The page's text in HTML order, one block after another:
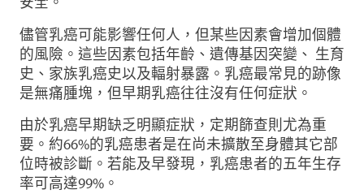
儘管乳癌可能影響任何人，但某些因素會增加個體
的風險。這些因素包括年齡、遺傳基因突變、 生育
史、家族乳癌史以及輻射暴露。乳癌最常見的跡像
是無痛腫塊，但早期乳癌往往沒有任何症狀。
由於乳癌早期缺乏明顯症狀，定期篩查則尤為重
要。約66%的乳癌患者是在尚未擴散至身體其它部
位時被診斷。若能及早發現，乳癌患者的五年生存
率可高達99%。